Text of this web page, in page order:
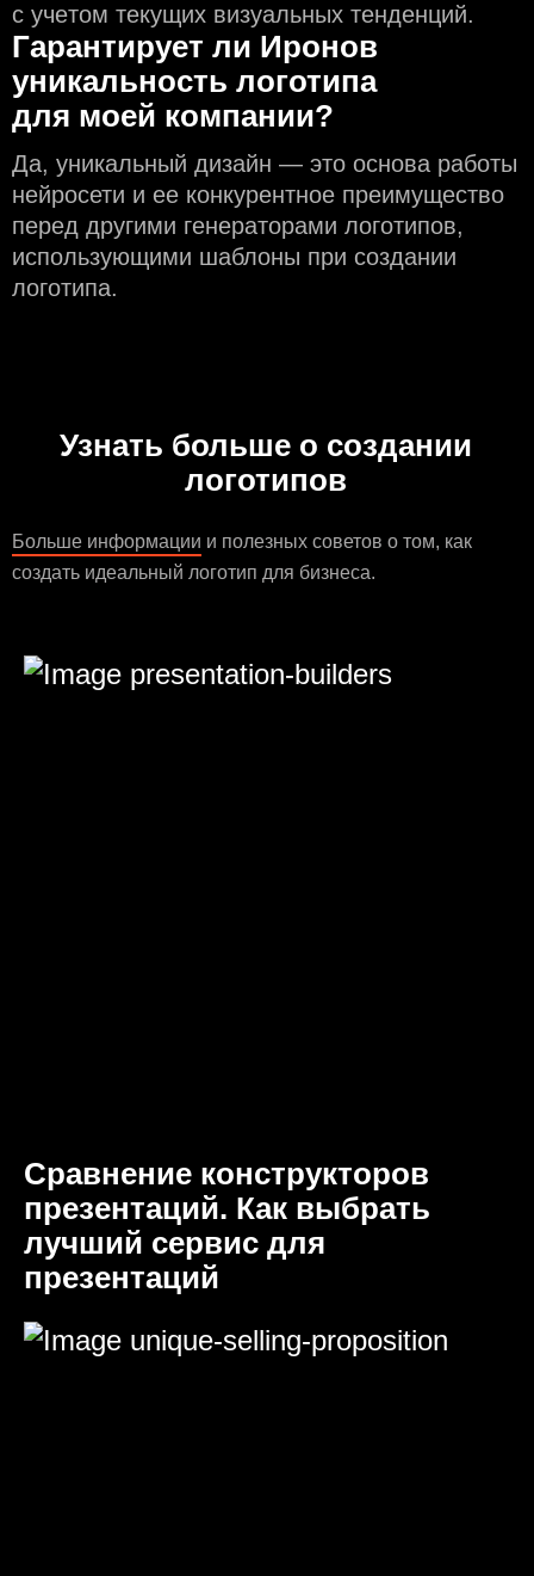
с учeтом текущих визуальных тенденций.
Гарантирует ли Иронов
уникальность логотипа
для моей компании?
Да, уникальный дизайн — это основа работы
нейросети и еe конкурентное преимущество
перед другими генераторами логотипов,
использующими шаблоны при создании
логотипа.
Узнать больше о создании
логотипов
Больше информации и полезных советов о том, как
создать идеальный логотип для бизнеса.
Сравнение конструкторов
презентаций. Как выбрать
лучший сервис для
презентаций